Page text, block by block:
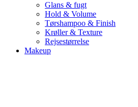
Glans & fugt
Hold & Volume
Tørshampoo & Finish
Krøller & Texture
Rejsestørrelse
Makeup